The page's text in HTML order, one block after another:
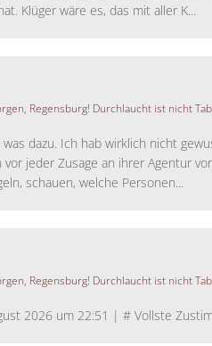
Klüger wäre es, das mit aller K...
Regensburg! Durchlaucht ist nicht
dazu. Ich hab wirklich nicht
jeder Zusage an ihrer Agentur
schauen, welche Personen...
Regensburg! Durchlaucht ist nicht
2026 um 22:51 | # Vollste